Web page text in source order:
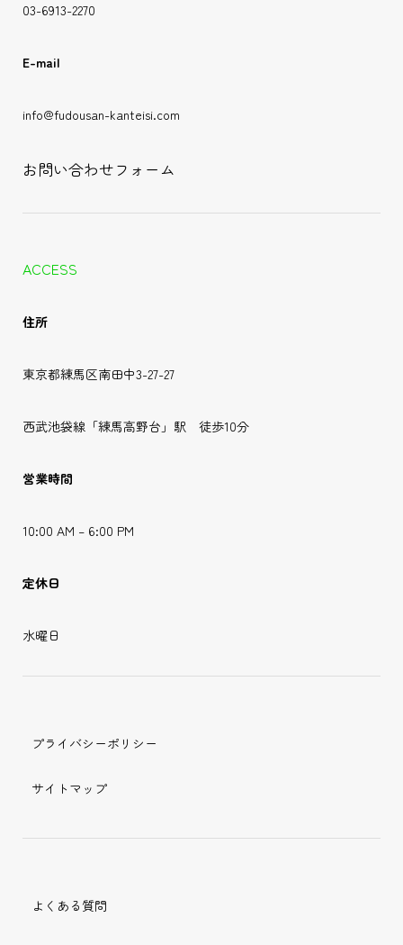
03-6913-2270
E-mail
info@fudousan-kanteisi.com
お問い合わせフォーム
ACCESS
住所
東京都練馬区南田中3-27-27
西武池袋線「練馬高野台」駅 徒歩10分
営業時間
10:00 AM – 6:00 PM
定休日
水曜日
プライバシーポリシー
サイトマップ
よくある質問